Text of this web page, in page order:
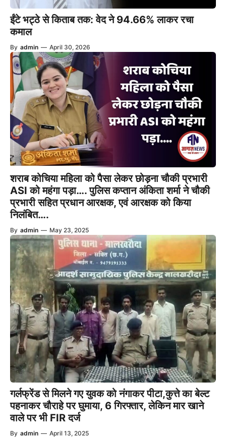
ईंटे भट्ठे से किताब तक: वेद ने 94.66% लाकर रचा
कमाल
By admin — April 30, 2026
शराब कोचिया महिला को पैसा लेकर छोड़ना चौकी प्रभारी
ASI को महंगा पड़ा…. पुलिस कप्तान अंकिता शर्मा ने चौकी
प्रभारी सहित प्रधान आरक्षक, एवं आरक्षक को किया
निलंबित….
By admin — May 23, 2025
गर्लफ्रेंड से मिलने गए युवक को नंगाकर पीटा,कुत्ते का बेल्ट
पहनाकर चौराहे पर घुमाया, 6 गिरफ्तार, लेकिन मार खाने
वाले पर भी FIR दर्ज
By admin — April 13, 2025